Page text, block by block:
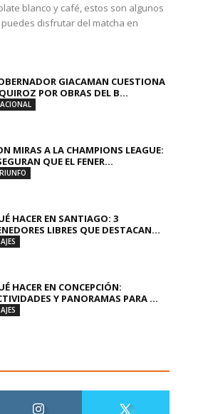
blanco y café, estos son algunos
disfrutar del matcha en
GIACAMAN CUESTIONA
POR OBRAS DEL B...
MIRAS A LA CHAMPIONS LEAGUE:
QUE EL FENER...
HACER EN SANTIAGO: 3
LIBRES QUE DESTACAN...
HACER EN CONCEPCIÓN:
Y PANORAMAS PARA ...